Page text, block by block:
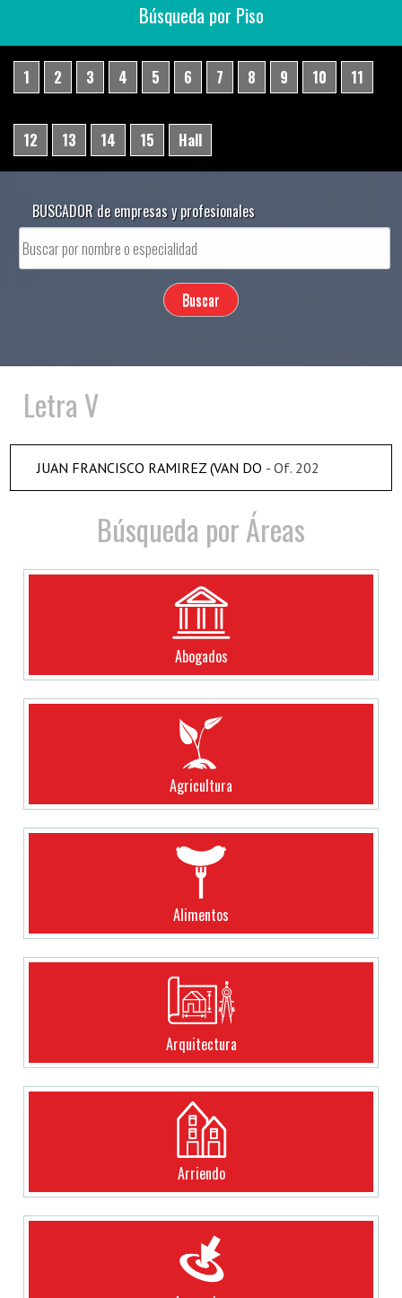
Búsqueda por Piso
1 2 3 4 5 6 7 8 9 10 11
12 13 14 15 Hall
BUSCADOR de empresas y profesionales
Letra V
JUAN FRANCISCO RAMIREZ (VAN DO - Of. 202
Búsqueda por Áreas
Abogados
Agricultura
Alimentos
Arquitectura
Arriendo